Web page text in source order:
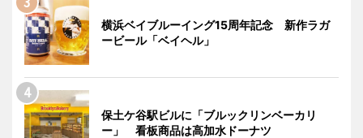
横浜ベイブルーイング15周年記念 新作ラガ
ービール「ベイヘル」
保土ケ谷駅ビルに「ブルックリンベーカリ
ー」 看板商品は高加水ドーナツ